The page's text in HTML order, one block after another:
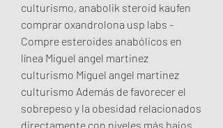
culturismo, anabolik steroid kaufen
comprar oxandrolona usp labs -
Compre esteroides anabólicos en
línea Miguel angel martinez
culturismo Miguel angel martinez
culturismo Además de favorecer el
sobrepeso y la obesidad relacionados
directamente con niveles más bajos